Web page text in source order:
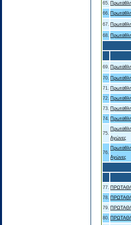
65.
66.
67.
68.
69.
70.
71.
72.
73.
74.
75.
Αγώνες
76.
Αγώνες
77.
78.
79.
80.